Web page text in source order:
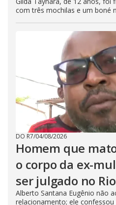
com três mochilas e um boné
DO R7/04/08/2026
Homem que
o corpo da ex-
ser julgado no Rio
Alberto Santana Eugênio não
relacionamento; ele confessou